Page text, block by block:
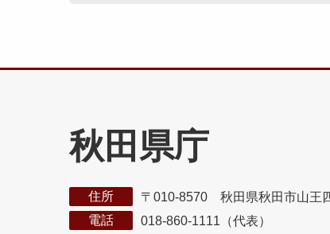
秋田県庁
住所
〒010-8570 秋田県秋田市山王
電話
018-860-1111（代表）